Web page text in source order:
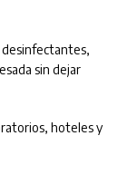
desinfectantes,
sin dejar
hoteles y